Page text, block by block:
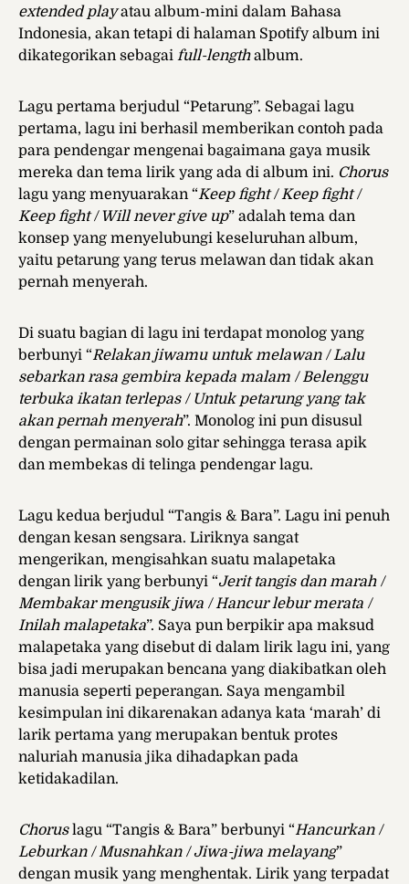
extended playatau album-mini dalam Bahasa
Indonesia, akan tetapi di halaman Spotify album ini
dikategorikan sebagai full-lengthalbum.
Lagu pertama berjudul “Petarung”. Sebagai lagu
pertama, lagu ini berhasil memberikan contoh pada
para pendengar mengenai bagaimana gaya musik
mereka dan tema lirik yang ada di album ini. Chorus
lagu yang menyuarakan “Keep fight / Keep fight /
Keep fight / Will never give up” adalah tema dan
konsep yang menyelubungi keseluruhan album,
yaitu petarung yang terus melawan dan tidak akan
pernah menyerah.
Di suatu bagian di lagu ini terdapat monolog yang
berbunyi “Relakan jiwamu untuk melawan / Lalu
sebarkan rasa gembira kepada malam / Belenggu
terbuka ikatan terlepas / Untuk petarung yang tak
akan pernah menyerah”. Monolog ini pun disusul
dengan permainan solo gitar sehingga terasa apik
dan membekas di telinga pendengar lagu.
Lagu kedua berjudul “Tangis & Bara”. Lagu ini penuh
dengan kesan sengsara. Liriknya sangat
mengerikan, mengisahkan suatu malapetaka
dengan lirik yang berbunyi “Jerit tangis dan marah /
Membakar mengusik jiwa / Hancur lebur merata /
Inilah malapetaka”. Saya pun berpikir apa maksud
malapetaka yang disebut di dalam lirik lagu ini, yang
bisa jadi merupakan bencana yang diakibatkan oleh
manusia seperti peperangan. Saya mengambil
kesimpulan ini dikarenakan adanya kata ‘marah’ di
larik pertama yang merupakan bentuk protes
naluriah manusia jika dihadapkan pada
ketidakadilan.
Choruslagu “Tangis & Bara” berbunyi “Hancurkan /
Leburkan / Musnahkan / Jiwa-jiwa melayang”
dengan musik yang menghentak. Lirik yang terpadat